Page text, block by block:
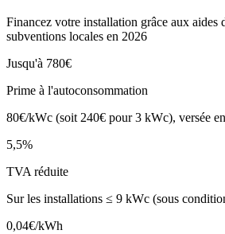
Financez votre installation grâce aux aides
subventions locales en 2026
Jusqu'à 780€
Prime à l'autoconsommation
80€/kWc (soit 240€ pour 3 kWc), versée
5,5%
TVA réduite
Sur les installations ≤ 9 kWc (sous
0,04€/kWh